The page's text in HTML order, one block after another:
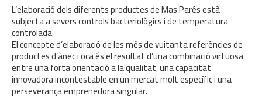
L’elaboració dels diferents productes de Mas Parés està
subjecta a severs controls bacteriològics i de temperatura
controlada.
El concepte d’elaboració de les més de vuitanta referències de
productes d’ànec i oca és el resultat d’una combinació virtuosa
entre una forta orientació a la qualitat, una capacitat
innovadora incontestable en un mercat molt específic i una
perseverança emprenedora singular.